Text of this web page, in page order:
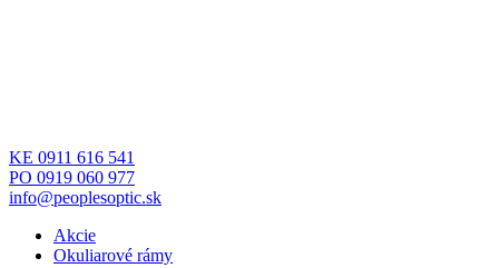
KE 0911 616 541
PO 0919 060 977
info@peoplesoptic.sk
Akcie
Okuliarové rámy